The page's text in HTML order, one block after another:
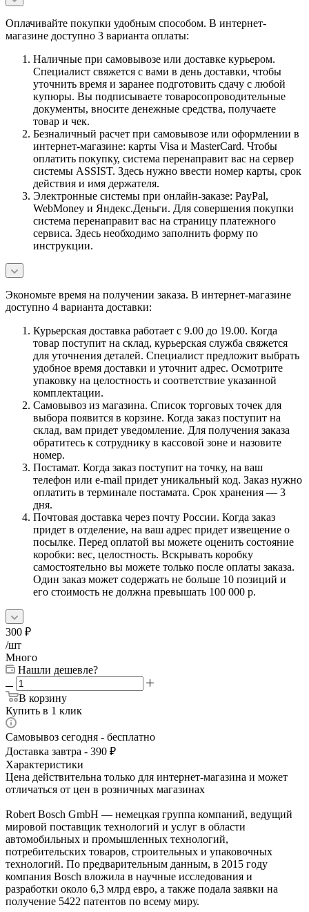
Оплачивайте покупки удобным способом. В интернет-
магазине доступно 3 варианта оплаты:
Наличные при самовывозе или доставке курьером.
Специалист свяжется с вами в день доставки, чтобы
уточнить время и заранее подготовить сдачу с любой
купюры. Вы подписываете товаросопроводительные
документы, вносите денежные средства, получаете
товар и чек.
Безналичный расчет при самовывозе или оформлении в
интернет-магазине: карты Visa и MasterCard. Чтобы
оплатить покупку, система перенаправит вас на сервер
системы ASSIST. Здесь нужно ввести номер карты, срок
действия и имя держателя.
Электронные системы при онлайн-заказе: PayPal,
WebMoney и Яндекс.Деньги. Для совершения покупки
система перенаправит вас на страницу платежного
сервиса. Здесь необходимо заполнить форму по
инструкции.
Экономьте время на получении заказа. В интернет-магазине
доступно 4 варианта доставки:
Курьерская доставка работает с 9.00 до 19.00. Когда
товар поступит на склад, курьерская служба свяжется
для уточнения деталей. Специалист предложит выбрать
удобное время доставки и уточнит адрес. Осмотрите
упаковку на целостность и соответствие указанной
комплектации.
Самовывоз из магазина. Список торговых точек для
выбора появится в корзине. Когда заказ поступит на
склад, вам придет уведомление. Для получения заказа
обратитесь к сотруднику в кассовой зоне и назовите
номер.
Постамат. Когда заказ поступит на точку, на ваш
телефон или e-mail придет уникальный код. Заказ нужно
оплатить в терминале постамата. Срок хранения — 3
дня.
Почтовая доставка через почту России. Когда заказ
придет в отделение, на ваш адрес придет извещение о
посылке. Перед оплатой вы можете оценить состояние
коробки: вес, целостность. Вскрывать коробку
самостоятельно вы можете только после оплаты заказа.
Один заказ может содержать не больше 10 позиций и
его стоимость не должна превышать 100 000 р.
300 ₽
/шт
Много
Нашли дешевле?
В корзину
Купить в 1 клик
Самовывоз сегодня - бесплатно
Доставка завтра - 390 ₽
Характеристики
Цена действительна только для интернет-магазина и может
отличаться от цен в розничных магазинах
Robert Bosch GmbH — немецкая группа компаний, ведущий
мировой поставщик технологий и услуг в области
автомобильных и промышленных технологий,
потребительских товаров, строительных и упаковочных
технологий. По предварительным данным, в 2015 году
компания Bosch вложила в научные исследования и
разработки около 6,3 млрд евро, а также подала заявки на
получение 5422 патентов по всему миру.